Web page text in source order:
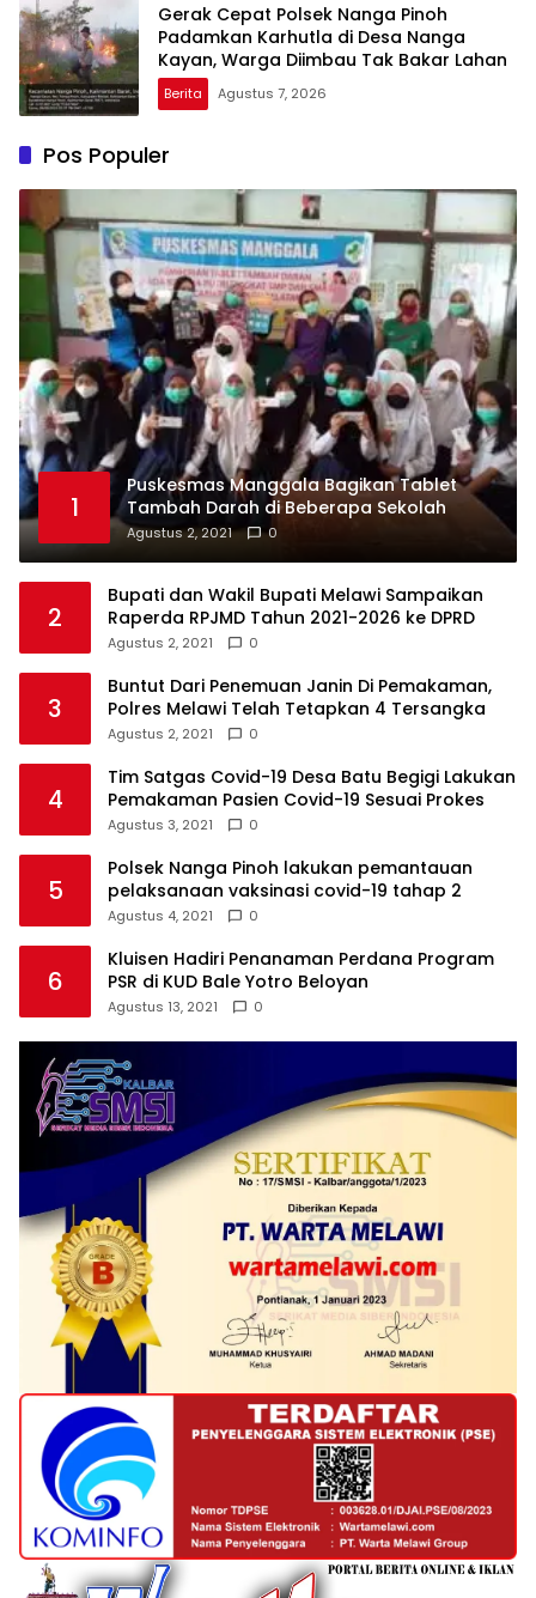
Gerak Cepat Polsek Nanga Pinoh
Padamkan Karhutla di Desa Nanga
Kayan, Warga Diimbau Tak Bakar Lahan
Berita Agustus 7, 2026
Pos Populer
1
Puskesmas Manggala Bagikan Tablet
Tambah Darah di Beberapa Sekolah
Agustus 2, 2021 0
2
Bupati dan Wakil Bupati Melawi Sampaikan
Raperda RPJMD Tahun 2021-2026 ke DPRD
Agustus 2, 2021 0
3
Buntut Dari Penemuan Janin Di Pemakaman,
Polres Melawi Telah Tetapkan 4 Tersangka
Agustus 2, 2021 0
4
Tim Satgas Covid-19 Desa Batu Begigi Lakukan
Pemakaman Pasien Covid-19 Sesuai Prokes
Agustus 3, 2021 0
5
Polsek Nanga Pinoh lakukan pemantauan
pelaksanaan vaksinasi covid-19 tahap 2
Agustus 4, 2021 0
6
Kluisen Hadiri Penanaman Perdana Program
PSR di KUD Bale Yotro Beloyan
Agustus 13, 2021 0